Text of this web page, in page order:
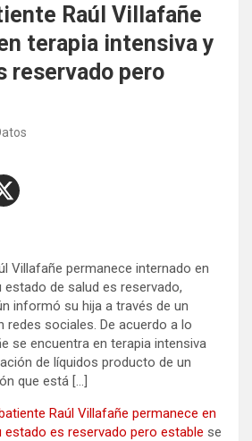
Raúl Villafañe
terapia intensiva y
reservado pero
Villafañe permanece internado en
de salud es reservado,
informó su hija a través de un
redes sociales. De acuerdo a lo
se encuentra en terapia intensiva
de líquidos producto de un
que está […]
Raúl Villafañe permanece en
estado es reservado pero estable se